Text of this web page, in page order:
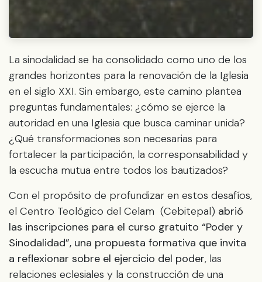
La sinodalidad se ha consolidado como uno de los
grandes horizontes para la renovación de la Iglesia
en el siglo XXI. Sin embargo, este camino plantea
preguntas fundamentales: ¿cómo se ejerce la
autoridad en una Iglesia que busca caminar unida?
¿Qué transformaciones son necesarias para
fortalecer la participación, la corresponsabilidad y
la escucha mutua entre todos los bautizados?
Con el propósito de profundizar en estos desafíos,
el Centro Teológico del Celam (Cebitepal) abrió
las inscripciones para el curso gratuito “Poder y
Sinodalidad”, una propuesta formativa que invita
a reflexionar sobre el ejercicio del poder, las
relaciones eclesiales y la construcción de una